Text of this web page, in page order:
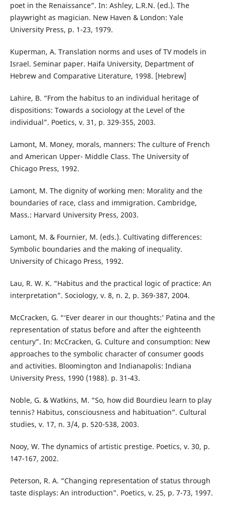
poet in the Renaissance”. In: Ashley, L.R.N. (ed.). The
playwright as magician. New Haven & London: Yale
University Press, p. 1-23, 1979.
Kuperman, A. Translation norms and uses of TV models in
Israel. Seminar paper. Haifa University, Department of
Hebrew and Comparative Literature, 1998. [Hebrew]
Lahire, B. “From the habitus to an individual heritage of
dispositions: Towards a sociology at the Level of the
individual”. Poetics, v. 31, p. 329-355, 2003.
Lamont, M. Money, morals, manners: The culture of French
and American Upper- Middle Class. The University of
Chicago Press, 1992.
Lamont, M. The dignity of working men: Morality and the
boundaries of race, class and immigration. Cambridge,
Mass.: Harvard University Press, 2003.
Lamont, M. & Fournier, M. (eds.). Cultivating differences:
Symbolic boundaries and the making of inequality.
University of Chicago Press, 1992.
Lau, R. W. K. “Habitus and the practical logic of practice: An
interpretation”. Sociology, v. 8, n. 2, p. 369-387, 2004.
McCracken, G. “‘Ever dearer in our thoughts:’ Patina and the
representation of status before and after the eighteenth
century”. In: McCracken, G. Culture and consumption: New
approaches to the symbolic character of consumer goods
and activities. Bloomington and Indianapolis: Indiana
University Press, 1990 (1988). p. 31-43.
Noble, G. & Watkins, M. “So, how did Bourdieu learn to play
tennis? Habitus, consciousness and habituation”. Cultural
studies, v. 17, n. 3/4, p. 520-538, 2003.
Nooy, W. The dynamics of artistic prestige. Poetics, v. 30, p.
147-167, 2002.
Peterson, R. A. “Changing representation of status through
taste displays: An introduction”. Poetics, v. 25, p. 7-73, 1997.